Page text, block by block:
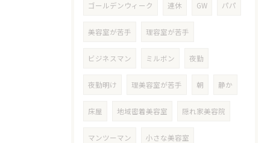
ゴールデンウィーク 連休 GW パパ
美容室が苦手 理容室が苦手
ビジネスマン ミルボン 夜勤
夜勤明け 理美容室が苦手 朝 静か
床屋 地域密着美容室 隠れ家美容院
マンツーマン 小さな美容室